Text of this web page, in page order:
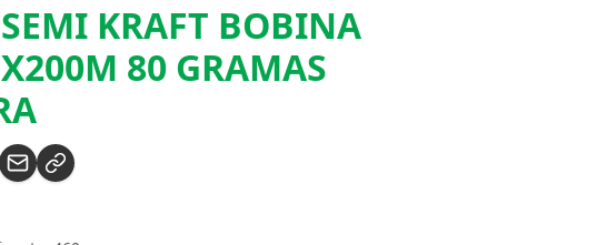
KRAFT BOBINA
80 GRAMAS